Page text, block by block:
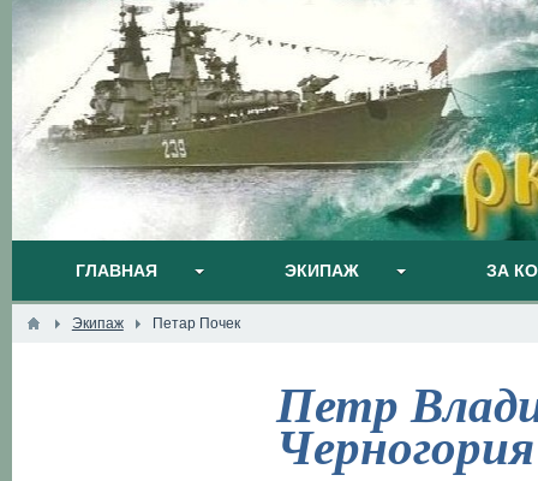
ГЛАВНАЯ ЭКИПАЖ ЗА
Экипаж Петар Почек
Петр
Черногория